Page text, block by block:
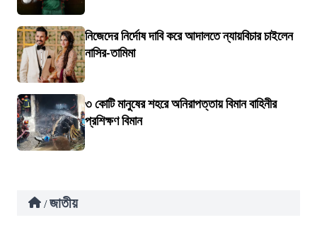
নিজেদের নির্দোষ দাবি করে আদালতে ন্যায়বিচার চাইলেন
নাসির-তামিমা
৩ কোটি মানুষের শহরে অনিরাপত্তায় বিমান বাহিনীর
প্রশিক্ষণ বিমান
/ জাতীয়